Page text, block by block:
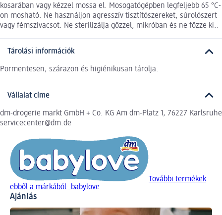
kosarában vagy kézzel mossa el. Mosogatógépben legfeljebb 65 °C-
on mosható. Ne használjon agresszív tisztítószereket, súrolószert
vagy fémszivacsot. Ne sterilizálja gőzzel, mikróban és ne főzze ki..
Tárolási információk
Pormentesen, szárazon és higiénikusan tárolja.
Vállalat címe
dm-drogerie markt GmbH + Co. KG Am dm-Platz 1, 76227 Karlsruhe
servicecenter@dm.de
További termékek
ebből a márkából: babylove
Ajánlás